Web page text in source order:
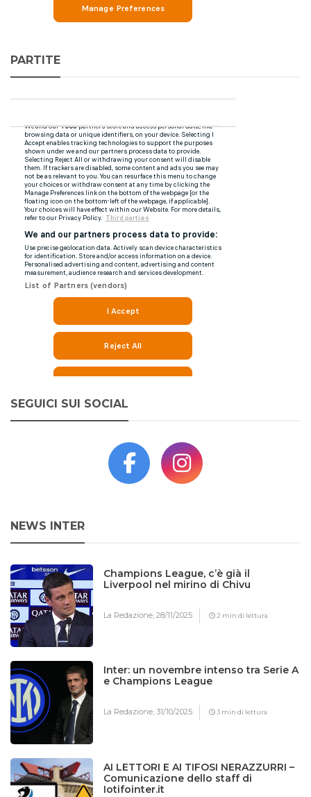
PARTITE
SEGUICI SUI SOCIAL
NEWS INTER
Champions League, c’è già il
Liverpool nel mirino di Chivu
La Redazione,28/11/2025 2 min di lettura
Inter: un novembre intenso tra Serie A
e Champions League
La Redazione,31/10/2025 3 min di lettura
AI LETTORI E AI TIFOSI NERAZZURRI –
Comunicazione dello staff di
Iotifointer.it